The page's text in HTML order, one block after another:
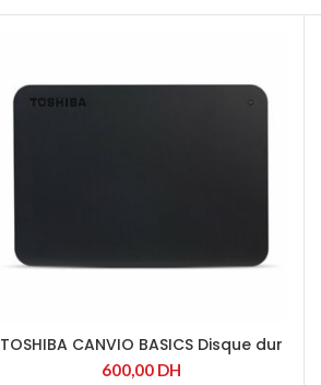
TOSHIBA CANVIO BASICS Disque dur
externe 2To USB 3.0 Black
600,00 DH